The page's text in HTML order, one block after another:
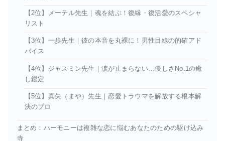
【2位】メーテル先生｜魂を結ぶ！復縁・復活愛のスペシャ
リスト
【3位】一歩先生｜彼の本音を丸裸に！男性目線の的確アド
バイス
【4位】ジャスミン先生｜涙が止まらない…優しさNo.1の癒
し鑑定
【5位】真矢（まや）先生｜恋愛トラウマを解放する根本解
決のプロ
まとめ：ハーモニーは複雑な恋に悩むあなたのための駆け込み
寺